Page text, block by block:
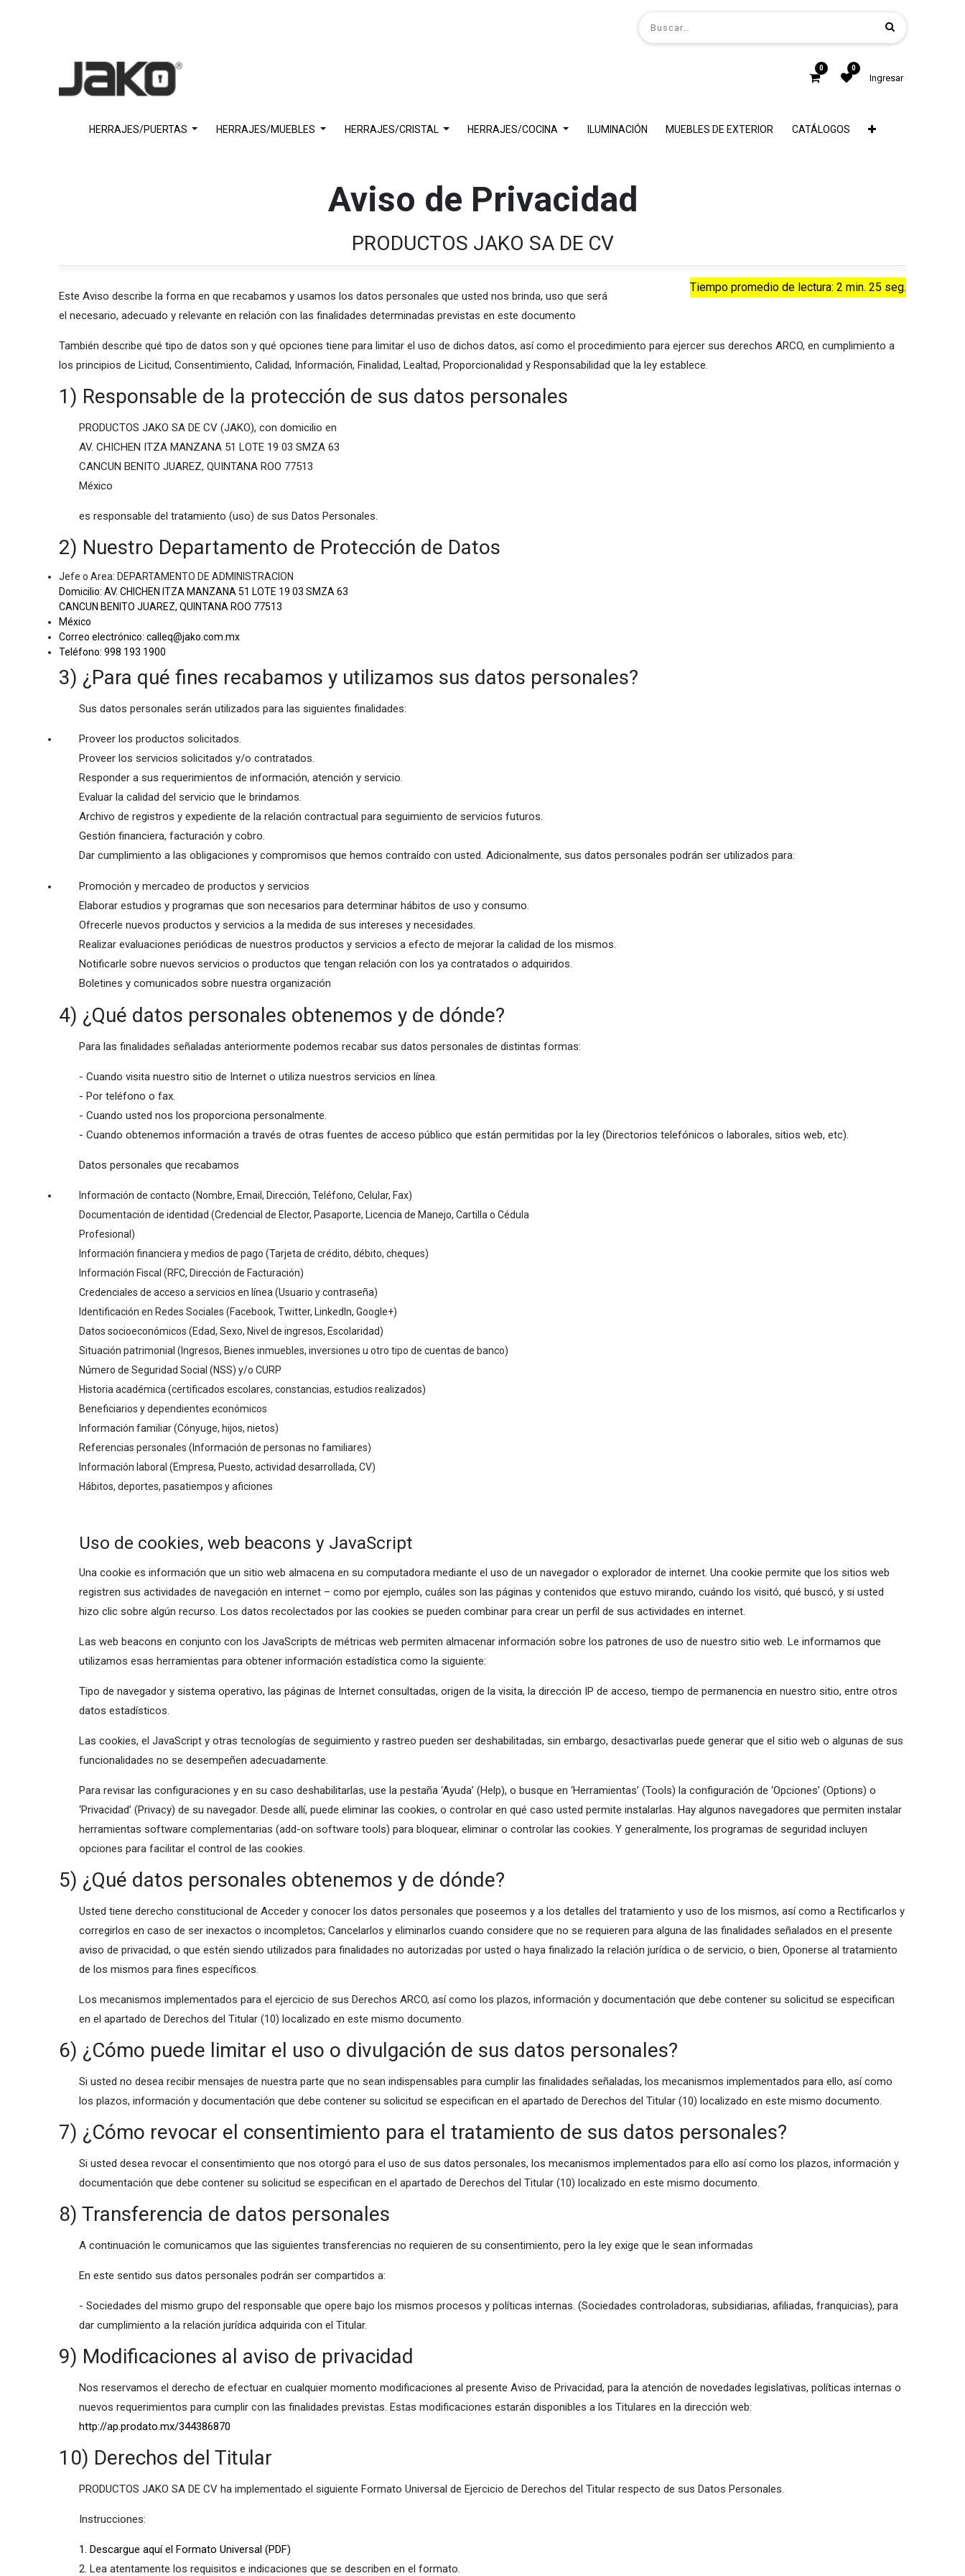
0 0
Ingresar
HERRAJES/PUERTAS HERRAJES/MUEBLES HERRAJES/CRISTAL HERRAJES/COCINA ILUMINACIÓN MUEBLES DE EXTERIOR CATÁLOGOS
Aviso de Privacidad
PRODUCTOS JAKO SA DE CV
Tiempo promedio de lectura: 2 min. 25 seg.
Este Aviso describe la forma en que recabamos y usamos los datos personales que usted nos brinda, uso que será
el necesario, adecuado y relevante en relación con las finalidades determinadas previstas en este documento
También describe qué tipo de datos son y qué opciones tiene para limitar el uso de dichos datos, así como el procedimiento para ejercer sus derechos ARCO, en cumplimiento a
los principios de Licitud, Consentimiento, Calidad, Información, Finalidad, Lealtad, Proporcionalidad y Responsabilidad que la ley establece.
1) Responsable de la protección de sus datos personales
PRODUCTOS JAKO SA DE CV (JAKO), con domicilio en
AV. CHICHEN ITZA MANZANA 51 LOTE 19 03 SMZA 63
CANCUN BENITO JUAREZ, QUINTANA ROO 77513
México
es responsable del tratamiento (uso) de sus Datos Personales.
2) Nuestro Departamento de Protección de Datos
Jefe o Area: DEPARTAMENTO DE ADMINISTRACION
Domicilio: AV. CHICHEN ITZA MANZANA 51 LOTE 19 03 SMZA 63
CANCUN BENITO JUAREZ, QUINTANA ROO 77513
México
Correo electrónico: calleq@jako.com.mx
Teléfono: 998 193 1900
3) ¿Para qué fines recabamos y utilizamos sus datos personales?
Sus datos personales serán utilizados para las siguientes finalidades:
Proveer los productos solicitados.
Proveer los servicios solicitados y/o contratados.
Responder a sus requerimientos de información, atención y servicio.
Evaluar la calidad del servicio que le brindamos.
Archivo de registros y expediente de la relación contractual para seguimiento de servicios futuros.
Gestión financiera, facturación y cobro.
Dar cumplimiento a las obligaciones y compromisos que hemos contraído con usted. Adicionalmente, sus datos personales podrán ser utilizados para:
Promoción y mercadeo de productos y servicios
Elaborar estudios y programas que son necesarios para determinar hábitos de uso y consumo.
Ofrecerle nuevos productos y servicios a la medida de sus intereses y necesidades.
Realizar evaluaciones periódicas de nuestros productos y servicios a efecto de mejorar la calidad de los mismos.
Notificarle sobre nuevos servicios o productos que tengan relación con los ya contratados o adquiridos.
Boletines y comunicados sobre nuestra organización
4) ¿Qué datos personales obtenemos y de dónde?
Para las finalidades señaladas anteriormente podemos recabar sus datos personales de distintas formas:
- Cuando visita nuestro sitio de Internet o utiliza nuestros servicios en línea.
- Por teléfono o fax.
- Cuando usted nos los proporciona personalmente.
- Cuando obtenemos información a través de otras fuentes de acceso público que están permitidas por la ley (Directorios telefónicos o laborales, sitios web, etc).
Datos personales que recabamos
Información de contacto (Nombre, Email, Dirección, Teléfono, Celular, Fax)
Documentación de identidad (Credencial de Elector, Pasaporte, Licencia de Manejo, Cartilla o Cédula
Profesional)
Información financiera y medios de pago (Tarjeta de crédito, débito, cheques)
Información Fiscal (RFC, Dirección de Facturación)
Credenciales de acceso a servicios en línea (Usuario y contraseña)
Identificación en Redes Sociales (Facebook, Twitter, LinkedIn, Google+)
Datos socioeconómicos (Edad, Sexo, Nivel de ingresos, Escolaridad)
Situación patrimonial (Ingresos, Bienes inmuebles, inversiones u otro tipo de cuentas de banco)
Número de Seguridad Social (NSS) y/o CURP
Historia académica (certificados escolares, constancias, estudios realizados)
Beneficiarios y dependientes económicos
Información familiar (Cónyuge, hijos, nietos)
Referencias personales (Información de personas no familiares)
Información laboral (Empresa, Puesto, actividad desarrollada, CV)
Hábitos, deportes, pasatiempos y aficiones
Uso de cookies, web beacons y JavaScript
Una cookie es información que un sitio web almacena en su computadora mediante el uso de un navegador o explorador de internet. Una cookie permite que los sitios web
registren sus actividades de navegación en internet – como por ejemplo, cuáles son las páginas y contenidos que estuvo mirando, cuándo los visitó, qué buscó, y si usted
hizo clic sobre algún recurso. Los datos recolectados por las cookies se pueden combinar para crear un perfil de sus actividades en internet.
Las web beacons en conjunto con los JavaScripts de métricas web permiten almacenar información sobre los patrones de uso de nuestro sitio web. Le informamos que
utilizamos esas herramientas para obtener información estadística como la siguiente:
Tipo de navegador y sistema operativo, las páginas de Internet consultadas, origen de la visita, la dirección IP de acceso, tiempo de permanencia en nuestro sitio, entre otros
datos estadísticos.
Las cookies, el JavaScript y otras tecnologías de seguimiento y rastreo pueden ser deshabilitadas, sin embargo, desactivarlas puede generar que el sitio web o algunas de sus
funcionalidades no se desempeñen adecuadamente.
Para revisar las configuraciones y en su caso deshabilitarlas, use la pestaña ‘Ayuda’ (Help), o busque en ‘Herramientas’ (Tools) la configuración de ‘Opciones’ (Options) o
‘Privacidad’ (Privacy) de su navegador. Desde allí, puede eliminar las cookies, o controlar en qué caso usted permite instalarlas. Hay algunos navegadores que permiten instalar
herramientas software complementarias (add-on software tools) para bloquear, eliminar o controlar las cookies. Y generalmente, los programas de seguridad incluyen
opciones para facilitar el control de las cookies.
5) ¿Qué datos personales obtenemos y de dónde?
Usted tiene derecho constitucional de Acceder y conocer los datos personales que poseemos y a los detalles del tratamiento y uso de los mismos, así como a Rectificarlos y
corregirlos en caso de ser inexactos o incompletos; Cancelarlos y eliminarlos cuando considere que no se requieren para alguna de las finalidades señalados en el presente
aviso de privacidad, o que estén siendo utilizados para finalidades no autorizadas por usted o haya finalizado la relación jurídica o de servicio, o bien, Oponerse al tratamiento
de los mismos para fines específicos.
Los mecanismos implementados para el ejercicio de sus Derechos ARCO, así como los plazos, información y documentación que debe contener su solicitud se especifican
en el apartado de Derechos del Titular (10) localizado en este mismo documento.
6) ¿Cómo puede limitar el uso o divulgación de sus datos personales?
Si usted no desea recibir mensajes de nuestra parte que no sean indispensables para cumplir las finalidades señaladas, los mecanismos implementados para ello, así como
los plazos, información y documentación que debe contener su solicitud se especifican en el apartado de Derechos del Titular (10) localizado en este mismo documento.
7) ¿Cómo revocar el consentimiento para el tratamiento de sus datos personales?
Si usted desea revocar el consentimiento que nos otorgó para el uso de sus datos personales, los mecanismos implementados para ello así como los plazos, información y
documentación que debe contener su solicitud se especifican en el apartado de Derechos del Titular (10) localizado en este mismo documento.
8) Transferencia de datos personales
A continuación le comunicamos que las siguientes transferencias no requieren de su consentimiento, pero la ley exige que le sean informadas
En este sentido sus datos personales podrán ser compartidos a:
- Sociedades del mismo grupo del responsable que opere bajo los mismos procesos y políticas internas. (Sociedades controladoras, subsidiarias, afiliadas, franquicias), para
dar cumplimiento a la relación jurídica adquirida con el Titular.
9) Modificaciones al aviso de privacidad
Nos reservamos el derecho de efectuar en cualquier momento modificaciones al presente Aviso de Privacidad, para la atención de novedades legislativas, políticas internas o
nuevos requerimientos para cumplir con las finalidades previstas. Estas modificaciones estarán disponibles a los Titulares en la dirección web:
http://ap.prodato.mx/344386870
10) Derechos del Titular
PRODUCTOS JAKO SA DE CV ha implementado el siguiente Formato Universal de Ejercicio de Derechos del Titular respecto de sus Datos Personales.
Instrucciones:
1. Descargue aquí el Formato Universal (PDF)
2. Lea atentamente los requisitos e indicaciones que se describen en el formato.